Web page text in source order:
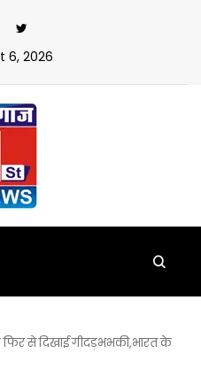
6, 2026
फिर से दिखाई गीदड़भभकी,भारत के